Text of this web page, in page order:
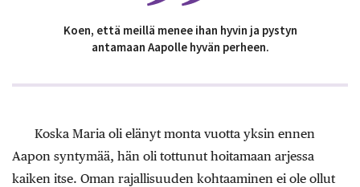
Koen, että meillä menee ihan hyvin ja pystyn
antamaan Aapolle hyvän perheen.
Koska Maria oli elänyt monta vuotta yksin ennen
Aapon syntymää, hän oli tottunut hoitamaan arjessa
kaiken itse. Oman rajallisuuden kohtaaminen ei ole ollut